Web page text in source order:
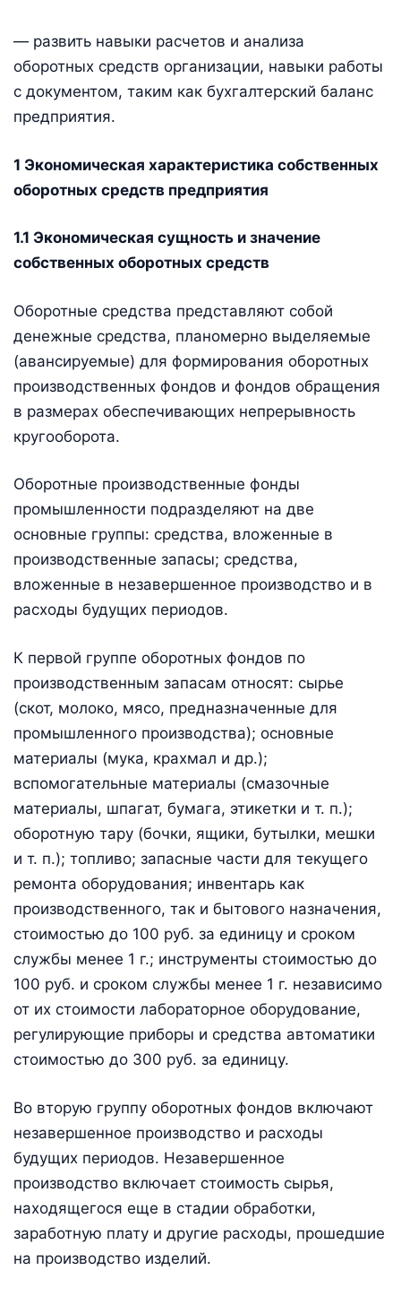
— развить навыки расчетов и анализа
оборотных средств организации, навыки работы
с документом, таким как бухгалтерский баланс
предприятия.
1 Экономическая характеристика собственных
оборотных средств предприятия
1.1 Экономическая сущность и значение
собственных оборотных средств
Оборотные средства представляют собой
денежные средства, планомерно выделяемые
(авансируемые) для формирования оборотных
производственных фондов и фондов обращения
в размерах обеспечивающих непрерывность
кругооборота.
Оборотные производственные фонды
промышленности подразделяют на две
основные группы: средства, вложенные в
производственные запасы; средства,
вложенные в незавершенное производство и в
расходы будущих периодов.
К первой группе оборотных фондов по
производственным запасам относят: сырье
(скот, молоко, мясо, предназначенные для
промышленного производства); основные
материалы (мука, крахмал и др.);
вспомогательные материалы (смазочные
материалы, шпагат, бумага, этикетки и т. п.);
оборотную тару (бочки, ящики, бутылки, мешки
и т. п.); топливо; запасные части для текущего
ремонта оборудования; инвентарь как
производственного, так и бытового назначения,
стоимостью до 100 руб. за единицу и сроком
службы менее 1 г.; инструменты стоимостью до
100 руб. и сроком службы менее 1 г. независимо
от их стоимости лабораторное оборудование,
регулирующие приборы и средства автоматики
стоимостью до 300 руб. за единицу.
Во вторую группу оборотных фондов включают
незавершенное производство и расходы
будущих периодов. Незавершенное
производство включает стоимость сырья,
находящегося еще в стадии обработки,
заработную плату и другие расходы, прошедшие
на производство изделий.